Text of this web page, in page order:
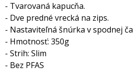
- Tvarovaná kapucňa.
- Dve predné vrecká na zips.
- Nastaviteľná šnúrka v spodnej
- Hmotnosť: 350g
- Strih: Slim
- Bez PFAS